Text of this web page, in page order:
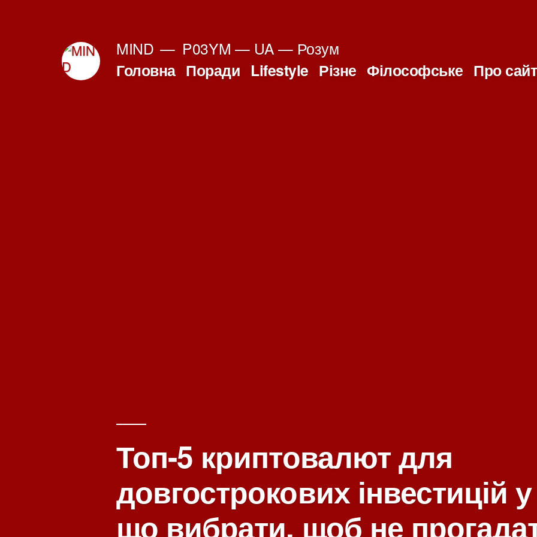
MIND P03YM — UA — Розум
Головна Поради Lifestyle Різне Філософське Про сайт
Топ-5 криптовалют для
довгострокових інвестицій
що вибрати, щоб не